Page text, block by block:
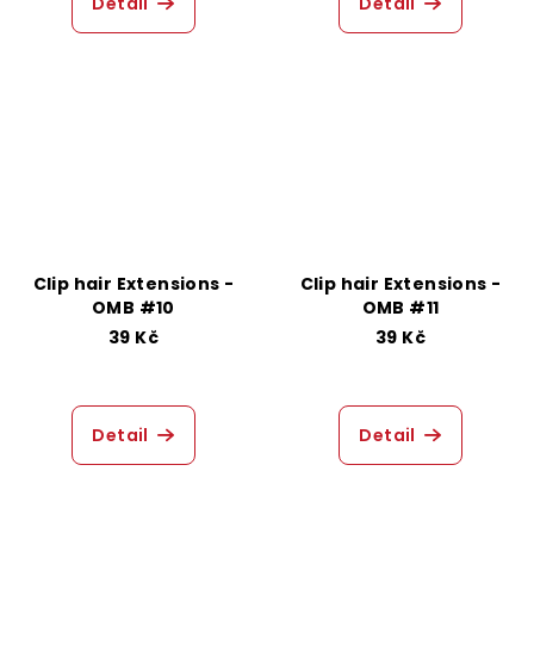
Clip hair Extensions -
OMB #10
39 Kč
Detail
Clip hair Extensions -
OMB #11
39 Kč
Detail